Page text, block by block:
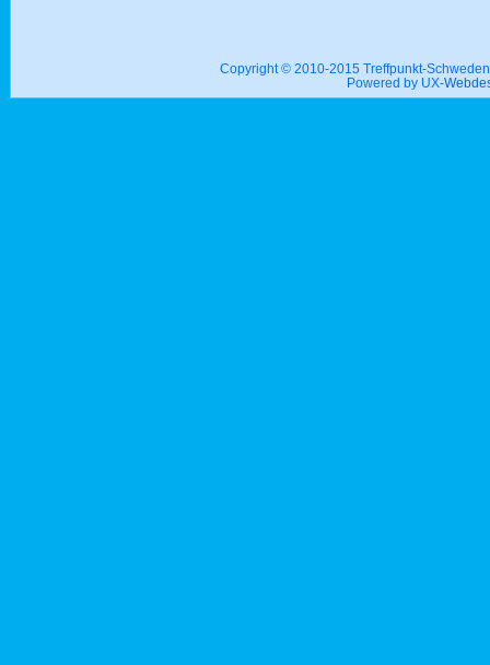
Copyright © 2010-2015 Treffpunkt-
Powered by UX-